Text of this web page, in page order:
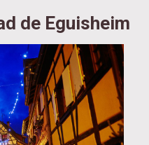
de Eguisheim